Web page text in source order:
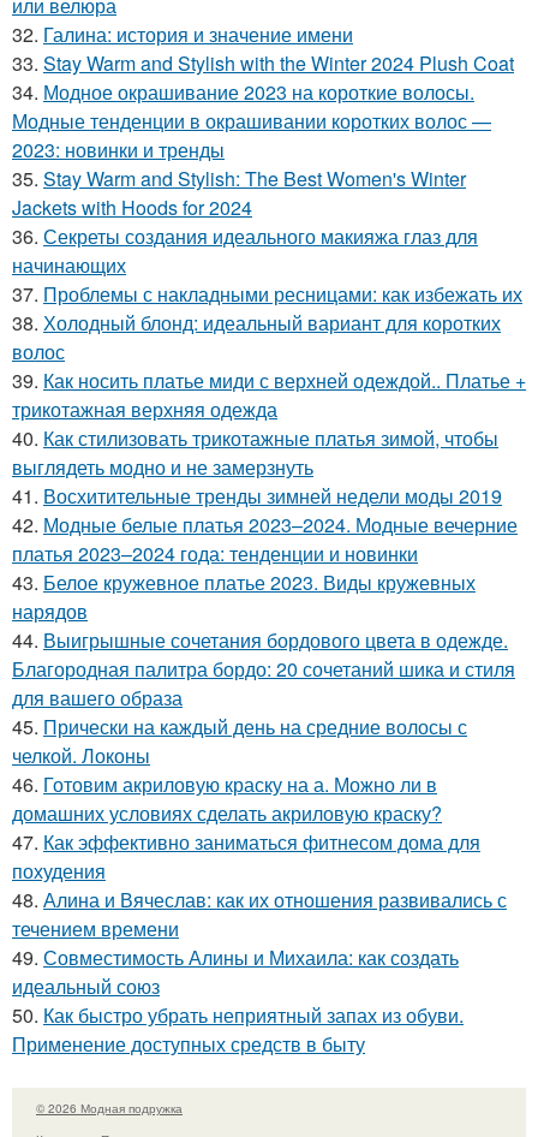
32. Галина: история и значение имени
33. Stay Warm and Stylish with the Winter 2024 Plush Coat
34. Модное окрашивание 2023 на короткие волосы.
Модные тенденции в окрашивании коротких волос —
2023: новинки и тренды
35. Stay Warm and Stylish: The Best Women's Winter
Jackets with Hoods for 2024
36. Секреты создания идеального макияжа глаз для
начинающих
37. Проблемы с накладными ресницами: как избежать их
38. Холодный блонд: идеальный вариант для коротких
волос
39. Как носить платье миди с верхней одеждой.. Платье +
трикотажная верхняя одежда
40. Как стилизовать трикотажные платья зимой, чтобы
выглядеть модно и не замерзнуть
41. Восхитительные тренды зимней недели моды 2019
42. Модные белые платья 2023–2024. Модные вечерние
платья 2023–2024 года: тенденции и новинки
43. Белое кружевное платье 2023. Виды кружевных
нарядов
44. Выигрышные сочетания бордового цвета в одежде.
Благородная палитра бордо: 20 сочетаний шика и стиля
для вашего образа
45. Прически на каждый день на средние волосы с
челкой. Локоны
46. Готовим акриловую краску на а. Можно ли в
домашних условиях сделать акриловую краску?
47. Как эффективно заниматься фитнесом дома для
похудения
48. Алина и Вячеслав: как их отношения развивались с
течением времени
49. Совместимость Алины и Михаила: как создать
идеальный союз
50. Как быстро убрать неприятный запах из обуви.
Применение доступных средств в быту
© 2026 Модная подружка